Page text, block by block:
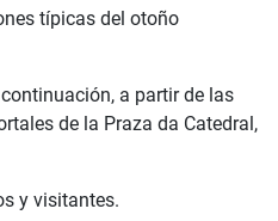
típicas del otoño
a partir de las
de la Praza da Catedral,
y visitantes.